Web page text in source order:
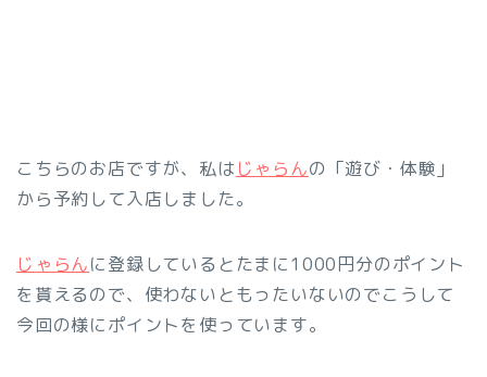
こちらのお店ですが、私は じゃらんの「遊び・体験」
から予約して入店しました。
じゃらんに登録しているとたまに1000円分のポイント
を貰えるので、使わないともったいないのでこうして
今回の様にポイントを使っています。